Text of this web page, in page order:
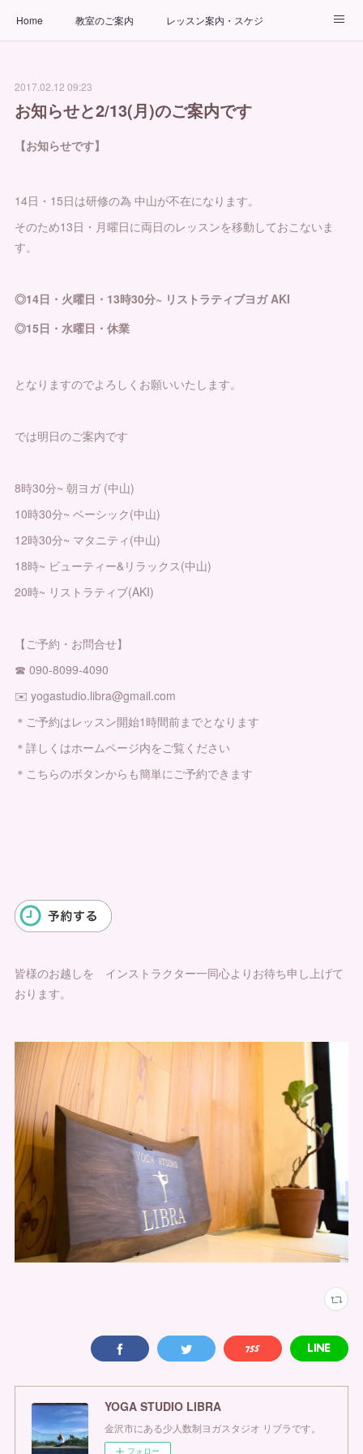
Home 教室のご案内 レッスン案内・スケジュール
パーソナルヨガレッスン
2017.02.12 09:23
お知らせと2/13(月)のご案内です
【お知らせです】
14日・15日は研修の為 中山が不在になります。
そのため13日・月曜日に両日のレッスンを移動しておこないま
す。
◎14日・火曜日・13時30分~ リストラティブヨガ AKI
◎15日・水曜日・休業
となりますのでよろしくお願いいたします。
では明日のご案内です
8時30分~ 朝ヨガ (中山)
10時30分~ ベーシック(中山)
12時30分~ マタニティ(中山)
18時~ ビューティー&リラックス(中山)
20時~ リストラティブ(AKI)
【ご予約・お問合せ】
☎︎ 090-8099-4090
✉️ yogastudio.libra@gmail.com
＊ご予約はレッスン開始1時間前までとなります
＊詳しくはホームページ内をご覧ください
＊こちらのボタンからも簡単にご予約できます
皆様のお越しを インストラクター一同心よりお待ち申し上げて
おります。
YOGA STUDIO LIBRA
金沢市にある少人数制ヨガスタジオ リブラです。
フォロー